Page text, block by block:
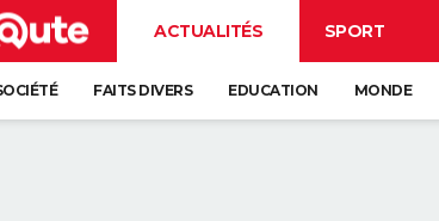
ACTUALITÉS SPORT
FAITS DIVERS EDUCATION MONDE